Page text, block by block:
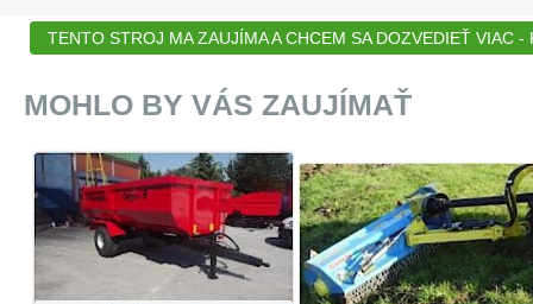
TENTO STROJ MA ZAUJÍMA A CHCEM SA DOZVEDIEŤ VIAC -
MOHLO BY VÁS ZAUJÍMAŤ